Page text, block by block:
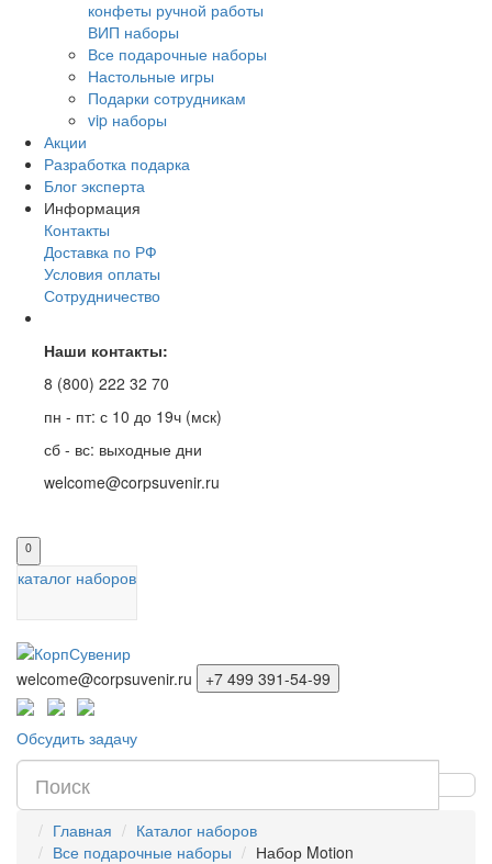
конфеты ручной работы
ВИП наборы
Все подарочные наборы
Настольные игры
Подарки сотрудникам
vip наборы
Акции
Разработка подарка
Блог эксперта
Информация
Контакты
Доставка по РФ
Условия оплаты
Сотрудничество
Наши контакты:
8 (800) 222 32 70
пн - пт: с 10 до 19ч (мск)
сб - вс: выходные дни
welcome@corpsuvenir.ru
0
каталог наборов
welcome@corpsuvenir.ru +7 499 391-54-99
Обсудить задачу
Главная
Каталог наборов
Все подарочные наборы
Набор Motion